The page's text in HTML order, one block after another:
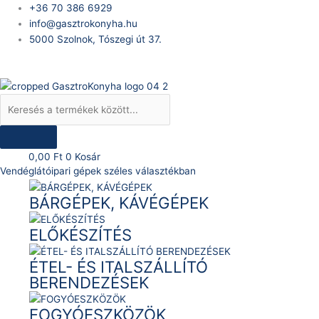
content
+36 70 386 6929
info@gasztrokonyha.hu
5000 Szolnok, Tószegi út 37.
Products
search
0,00 Ft 0 Kosár
Vendéglátóipari gépek széles választékban
BÁRGÉPEK, KÁVÉGÉPEK
ELŐKÉSZÍTÉS
ÉTEL- ÉS ITALSZÁLLÍTÓ
BERENDEZÉSEK
FOGYÓESZKÖZÖK